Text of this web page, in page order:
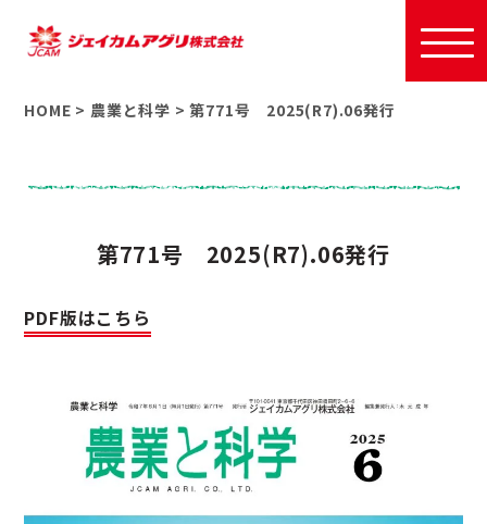
HOME > 農業と科学 >第771号 2025(R7).06発行
第771号 2025(R7).06発行
PDF版はこちら